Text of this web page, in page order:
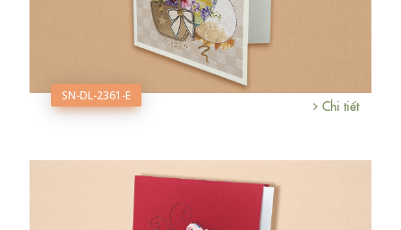
SN-DL-2361-E
Chi tiết